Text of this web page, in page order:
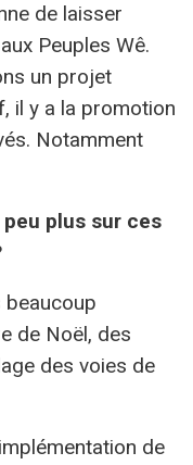
de laisser
Peuples Wê.
un projet
il y a la promotion
Notamment
plus sur ces
beaucoup
de Noël, des
des voies de
de